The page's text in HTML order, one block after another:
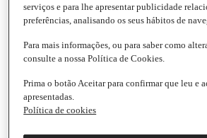
Adicionar
serviços e para lhe apresentar publicidade
preferências, analisando os seus hábitos de
Para mais informações, ou para saber como
consulte a nossa Política de Cookies.
Prima o botão Aceitar para confirmar que leu e
apresentadas.
Política de cookies